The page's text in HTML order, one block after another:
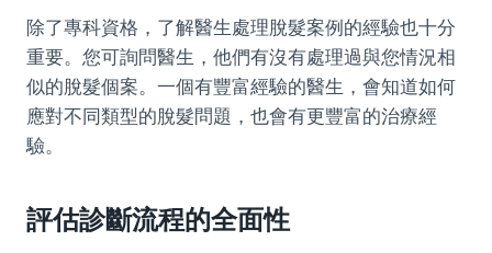
除了專科資格，了解醫生處理脫髮案例的經驗也十分
重要。您可詢問醫生，他們有沒有處理過與您情況相
似的脫髮個案。一個有豐富經驗的醫生，會知道如何
應對不同類型的脫髮問題，也會有更豐富的治療經
驗。
評估診斷流程的全面性